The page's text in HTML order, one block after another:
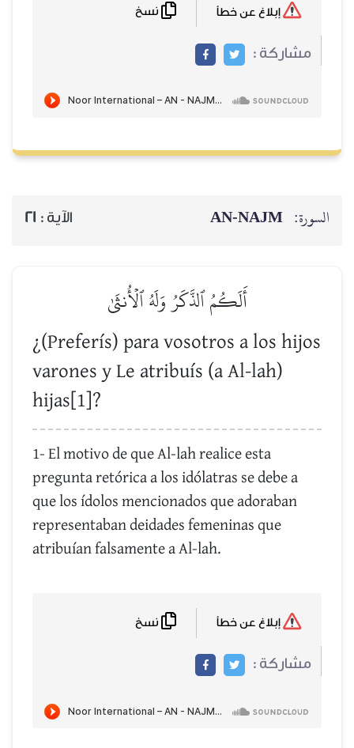
مشاركة :
السورة: AN-NAJM الآية : 21
أَلَكُمُ ٱلذَّكَرُ وَلَهُ ٱلۡأُنثَىٰ
¿(Preferís) para vosotros a los hijos
varones y Le atribuís (a Al-lah)
hijas[1]?
1- El motivo de que Al-lah realice esta
pregunta retórica a los idólatras se debe a
que los ídolos mencionados que adoraban
representaban deidades femeninas que
atribuían falsamente a Al-lah.
مشاركة :